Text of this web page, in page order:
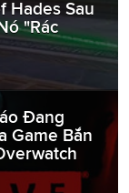
Hades Sau
"Rác
Đang
Game Bắn